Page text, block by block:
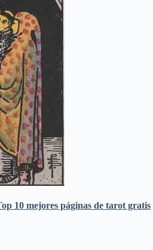
10 mejores páginas de tarot gratis